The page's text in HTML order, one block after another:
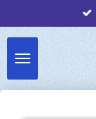
direct
de
hoofdinhoud